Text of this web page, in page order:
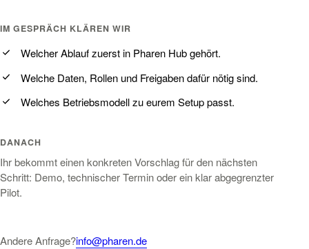
IM GESPRÄCH KLÄREN WIR
Welcher Ablauf zuerst in Pharen Hub gehört.
Welche Daten, Rollen und Freigaben dafür nötig sind.
Welches Betriebsmodell zu eurem Setup passt.
DANACH
Ihr bekommt einen konkreten Vorschlag für den nächsten
Schritt: Demo, technischer Termin oder ein klar abgegrenzter
Pilot.
Andere Anfrage?info@pharen.de